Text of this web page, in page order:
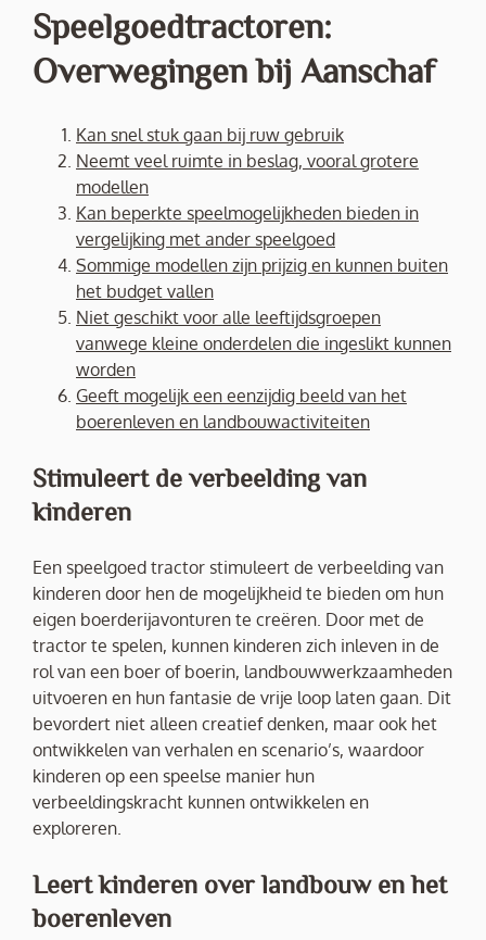
Speelgoedtractoren:
Overwegingen bij Aanschaf
Kan snel stuk gaan bij ruw gebruik
Neemt veel ruimte in beslag, vooral grotere
modellen
Kan beperkte speelmogelijkheden bieden in
vergelijking met ander speelgoed
Sommige modellen zijn prijzig en kunnen buiten
het budget vallen
Niet geschikt voor alle leeftijdsgroepen
vanwege kleine onderdelen die ingeslikt kunnen
worden
Geeft mogelijk een eenzijdig beeld van het
boerenleven en landbouwactiviteiten
Stimuleert de verbeelding van
kinderen
Een speelgoed tractor stimuleert de verbeelding van
kinderen door hen de mogelijkheid te bieden om hun
eigen boerderijavonturen te creëren. Door met de
tractor te spelen, kunnen kinderen zich inleven in de
rol van een boer of boerin, landbouwwerkzaamheden
uitvoeren en hun fantasie de vrije loop laten gaan. Dit
bevordert niet alleen creatief denken, maar ook het
ontwikkelen van verhalen en scenario’s, waardoor
kinderen op een speelse manier hun
verbeeldingskracht kunnen ontwikkelen en
exploreren.
Leert kinderen over landbouw en het
boerenleven